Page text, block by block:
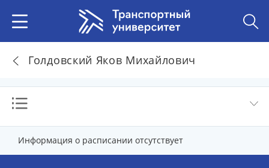
Голдовский Яков Михайлович
Информация о расписании отсутствует